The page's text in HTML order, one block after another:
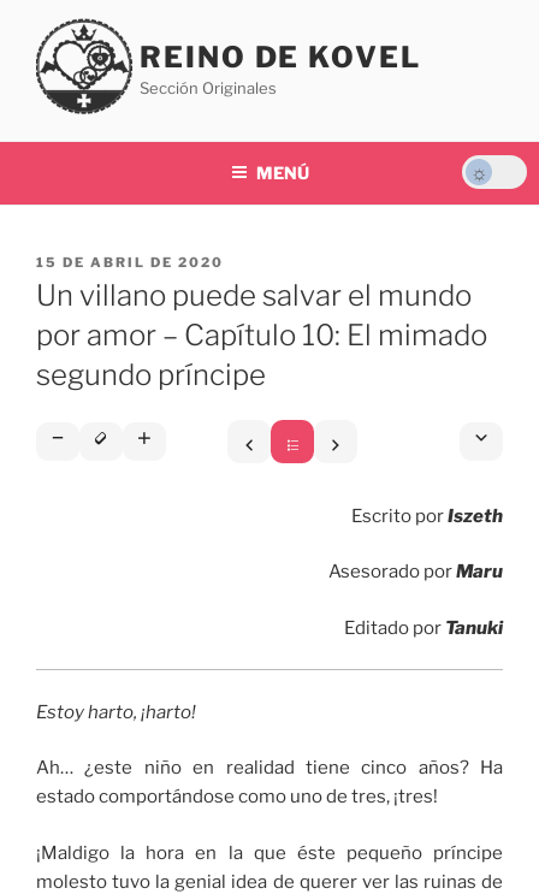
contenido
REINO DE KOVEL
Sección Originales
MENÚ
PUBLICADO
EL
15 DE ABRIL DE 2020
Un villano puede salvar el mundo
por amor – Capítulo 10: El mimado
segundo príncipe
Escrito porIszeth
Asesorado porMaru
Editado por Tanuki
Estoy harto, ¡harto!
Ah… ¿este niño en realidad tiene cinco años? Ha
estado comportándose como uno de tres, ¡tres!
¡Maldigo la hora en la que éste pequeño príncipe
molesto tuvo la genial idea de querer ver las ruinas de